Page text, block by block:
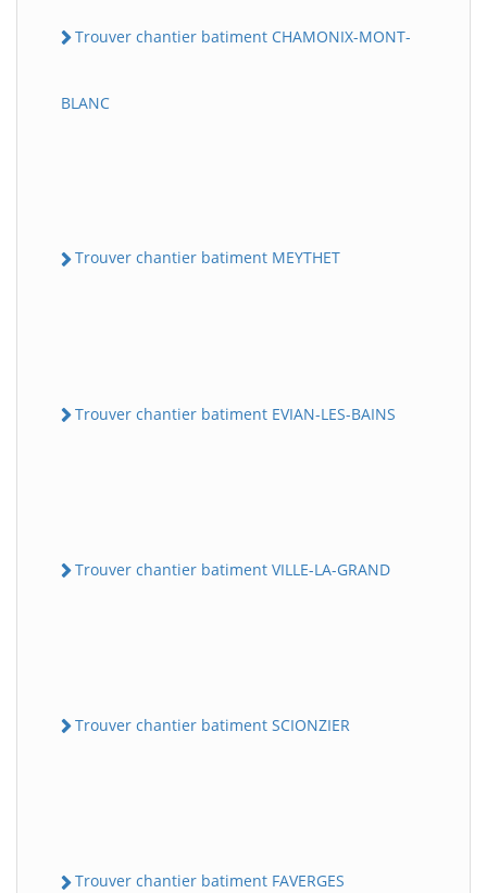
Trouver chantier batiment CHAMONIX-MONT-
BLANC
Trouver chantier batiment MEYTHET
Trouver chantier batiment EVIAN-LES-BAINS
Trouver chantier batiment VILLE-LA-GRAND
Trouver chantier batiment SCIONZIER
Trouver chantier batiment FAVERGES